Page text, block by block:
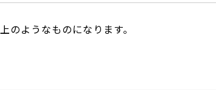
のようなものになります。